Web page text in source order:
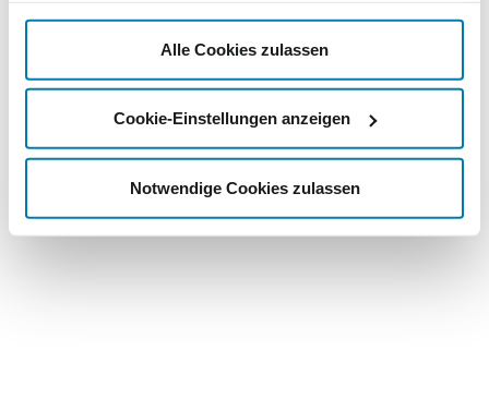
gesammelt haben.
Alle Cookies zulassen
Cookie-Einstellungen anzeigen
Notwendige Cookies zulassen